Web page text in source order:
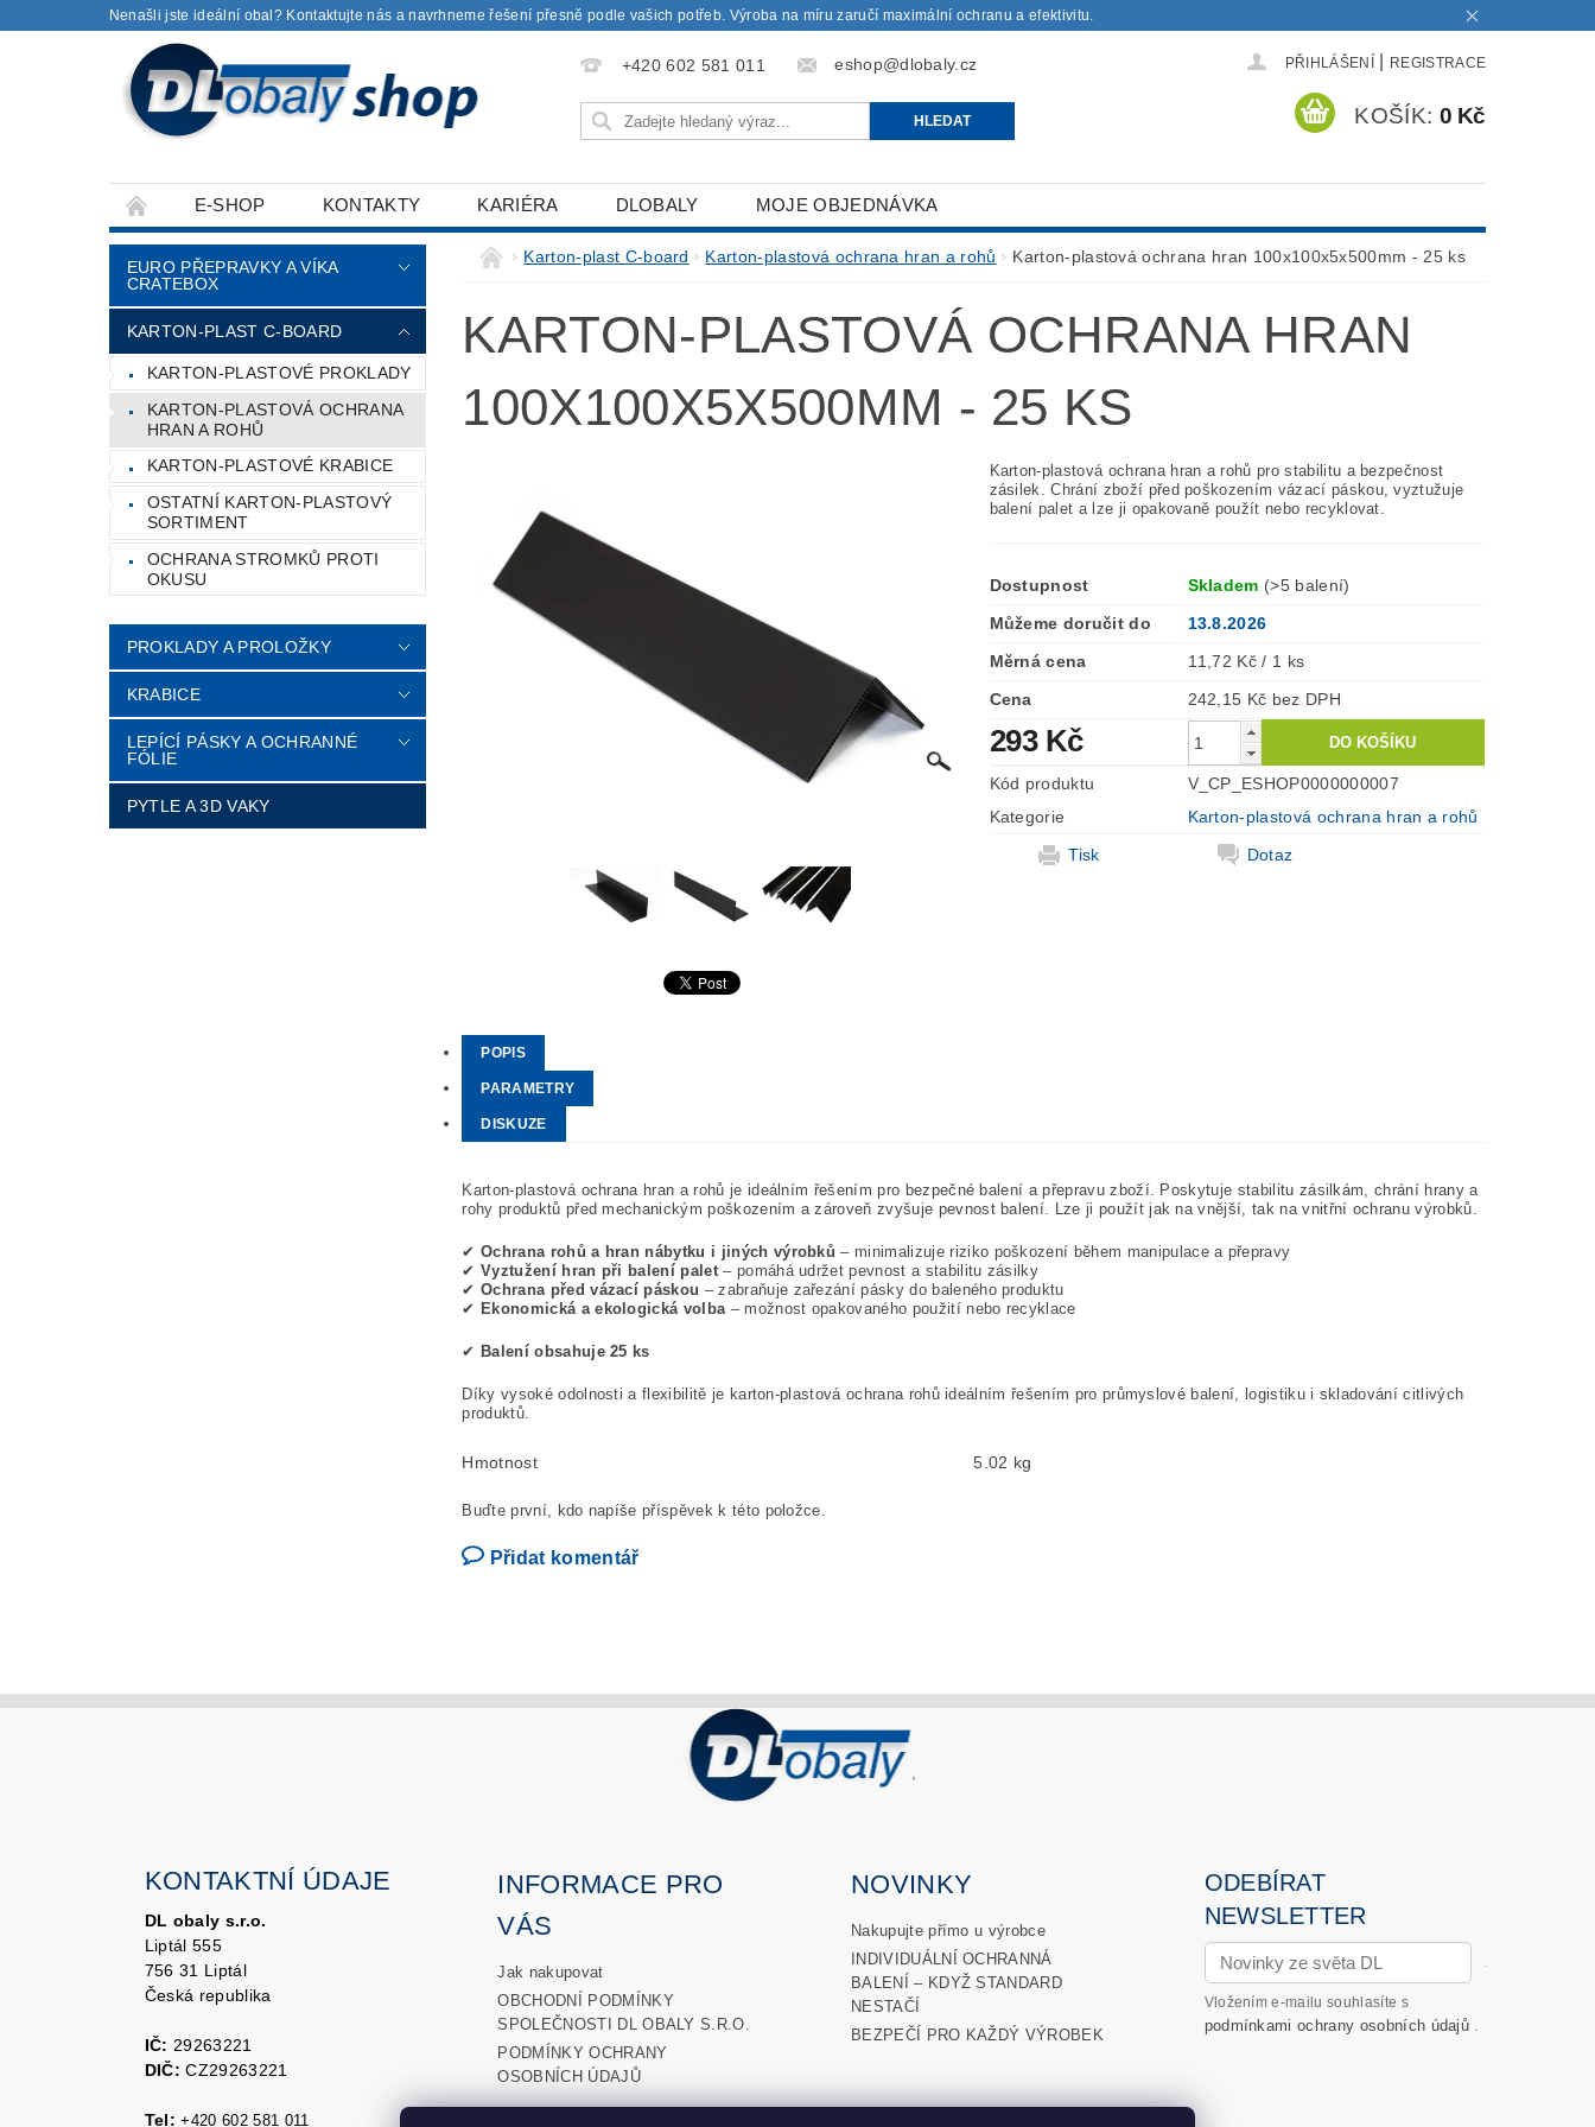
Nenašli jste ideální obal? Kontaktujte nás a navrhneme řešení přesně podle vašich potřeb. Výroba na míru zaručí maximální ochranu a efektivitu.
+420 602 581 011 eshop@dlobaly.cz PŘIHLÁŠENÍ REGISTRACE
KOŠÍK: 0 Kč
E-SHOP KONTAKTY KARIÉRA DLOBALY MOJE OBJEDNÁVKA
EURO PŘEPRAVKY A VÍKA
CRATEBOX
KARTON-PLAST C-BOARD
KARTON-PLASTOVÉ PROKLADY
KARTON-PLASTOVÁ OCHRANA
HRAN A ROHŮ
KARTON-PLASTOVÉ KRABICE
OSTATNÍ KARTON-PLASTOVÝ
SORTIMENT
OCHRANA STROMKŮ PROTI
OKUSU
PROKLADY A PROLOŽKY
KRABICE
LEPÍCÍ PÁSKY A OCHRANNÉ
FÓLIE
PYTLE A 3D VAKY
Karton-plast C-board Karton-plastová ochrana hran a rohů Karton-plastová ochrana hran 100x100x5x500mm - 25 ks
KARTON-PLASTOVÁ OCHRANA HRAN
100X100X5X500MM - 25 KS
Karton-plastová ochrana hran a rohů pro stabilitu a bezpečnost
zásilek. Chrání zboží před poškozením vázací páskou, vyztužuje
balení palet a lze ji opakovaně použít nebo recyklovat.
Dostupnost Skladem (>5 balení)
Můžeme doručit do
13.8.2026
Měrná cena
11,72 Kč / 1 ks
Cena
242,15 Kč bez DPH
293 Kč
Kód produktu
V_CP_ESHOP0000000007
Kategorie
Karton-plastová ochrana hran a rohů
Tisk
Dotaz
POPIS
PARAMETRY
DISKUZE
Karton-plastová ochrana hran a rohů je ideálním řešením pro bezpečné balení a přepravu zboží. Poskytuje stabilitu zásilkám, chrání hrany a
rohy produktů před mechanickým poškozením a zároveň zvyšuje pevnost balení. Lze ji použít jak na vnější, tak na vnitřní ochranu výrobků.
✔Ochrana rohů a hran nábytku i jiných výrobků – minimalizuje riziko poškození během manipulace a přepravy
✔Vyztužení hran při balení palet– pomáhá udržet pevnost a stabilitu zásilky
✔Ochrana před vázací páskou – zabraňuje zařezání pásky do baleného produktu
✔ Ekonomická a ekologická volba– možnost opakovaného použití nebo recyklace
✔ Balení obsahuje 25 ks
Díky vysoké odolnosti a flexibilitě je karton-plastová ochrana rohů ideálním řešením pro průmyslové balení, logistiku i skladování citlivých
produktů.
Hmotnost 5.02 kg
Buďte první, kdo napíše příspěvek k této položce.
Přidat komentář
KONTAKTNÍ ÚDAJE
DL obaly s.r.o.
Liptál 555
756 31 Liptál
Česká republika
IČ: 29263221
DIČ: CZ29263221
Tel: +420 602 581 011
INFORMACE PRO
VÁS
Jak nakupovat
OBCHODNÍ PODMÍNKY
SPOLEČNOSTI DL OBALY S.R.O.
PODMÍNKY OCHRANY
OSOBNÍCH ÚDAJŮ
NOVINKY
Nakupujte přímo u výrobce
INDIVIDUÁLNÍ OCHRANNÁ
BALENÍ – KDYŽ STANDARD
NESTAČÍ
BEZPEČÍ PRO KAŽDÝ VÝROBEK
ODEBÍRAT
NEWSLETTER
→
Vložením e-mailu souhlasíte s
podmínkami ochrany osobních údajů .